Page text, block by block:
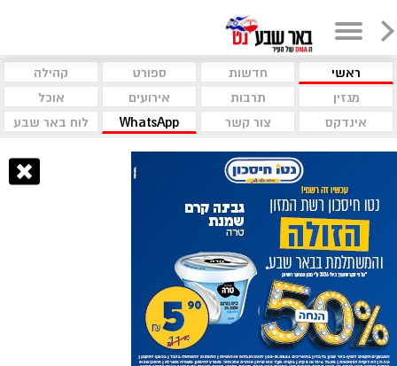
ראשי חדשות ספורט
קהילה
מגזין
תרבות אירועים
אוכל
אינדקס
צור קשר WhatsApp לוח באר שבע